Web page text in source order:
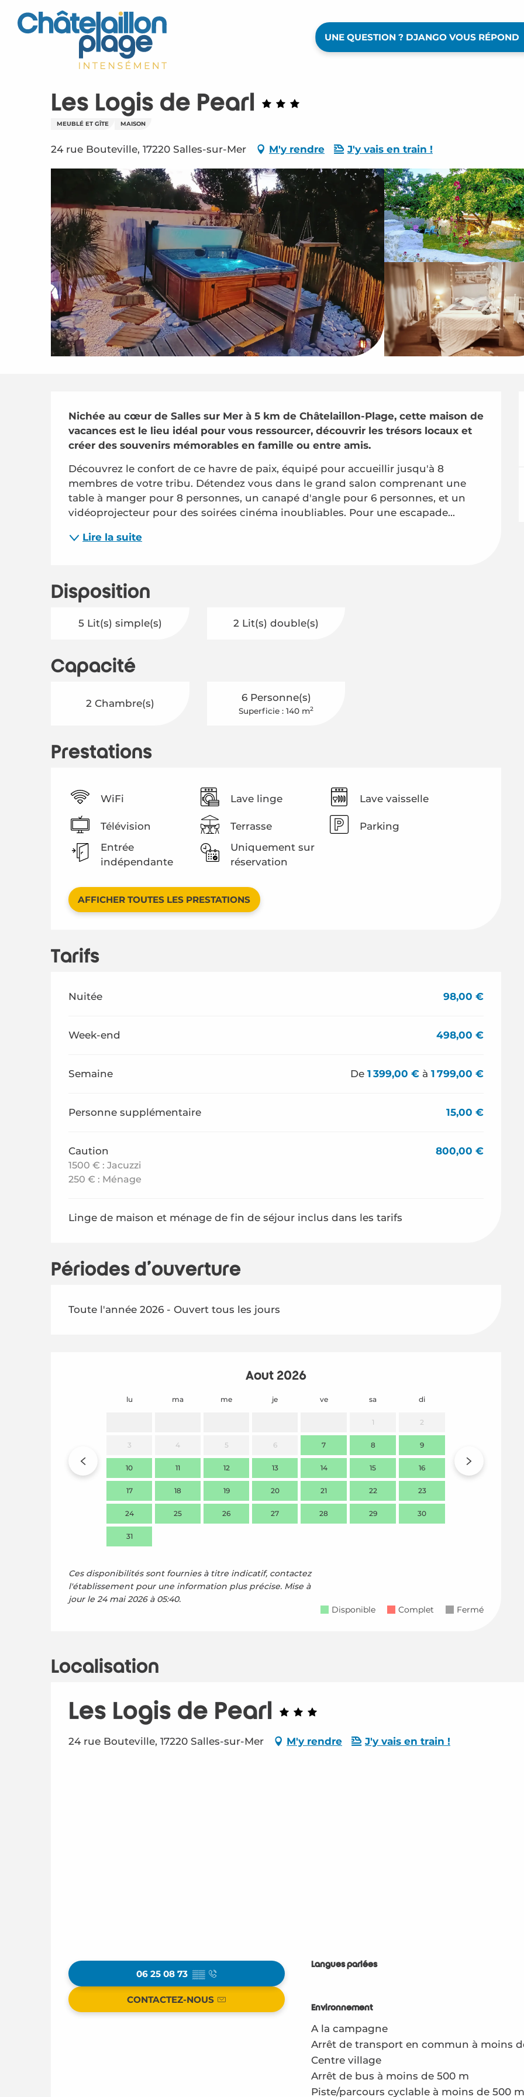
contenu
UNE QUESTION ? DJANGO VOUS RÉPOND
Les Logis de Pearl
MEUBLÉ ET GÎTE MAISON
24 rue Bouteville, 17220 Salles-sur-Mer M'y rendre J'y vais en train !
Description
Nichée au cœur de Salles sur Mer à 5 km de Châtelaillon-Plage, cette maison de
vacances est le lieu idéal pour vous ressourcer, découvrir les trésors locaux et
créer des souvenirs mémorables en famille ou entre amis.
Découvrez le confort de ce havre de paix, équipé pour accueillir jusqu'à 8
membres de votre tribu. Détendez vous dans le grand salon comprenant une
table à manger pour 8 personnes, un canapé d'angle pour 6 personnes, et un
vidéoprojecteur pour des soirées cinéma inoubliables. Pour une escapade...
Lire la suite
Disposition
5 Lit(s) simple(s) 2 Lit(s) double(s)
Capacité
2 Chambre(s) 6 Personne(s)
Superficie : 140 m2
Prestations
WiFi Lave linge Lave vaisselle
Télévision Terrasse
Parking
Entrée
indépendante
Uniquement sur
réservation
AFFICHER TOUTES LES PRESTATIONS
Tarifs
Tarifs 2026
Nuitée 98,00 €
Week-end 498,00 €
Semaine De1 399,00 € à1 799,00 €
Personne supplémentaire 15,00 €
Caution
1500 € : Jacuzzi
250 € : Ménage
800,00 €
Linge de maison et ménage de fin de séjour inclus dans les tarifs
Périodes d'ouverture
Toute l'année 2026 - Ouvert tous les jours
Août 2026
lu ma me je ve sa di
1 2
3 4 5 6 7 8 9
10 11 12 13 14 15 16
17 18 19 20 21 22 23
24 25 26 27 28 29 30
31
Ces disponibilités sont fournies à titre indicatif, contactez
l'établissement pour une information plus précise. Mise à
jour le 24 mai 2026 à 05:40.
Disponible
Complet Fermé
Localisation
Les Logis de Pearl
24 rue Bouteville, 17220 Salles-sur-Mer M'y rendre J'y vais en train !
06 25 08 73 ▒▒
CONTACTEZ-NOUS
Langues parlées
Langues parlées
Environnement
Environnement
A la campagne
Arrêt de transport en commun à moins
Centre village
Arrêt de bus à moins de 500 m
Piste/parcours cyclable à moins de 500 m